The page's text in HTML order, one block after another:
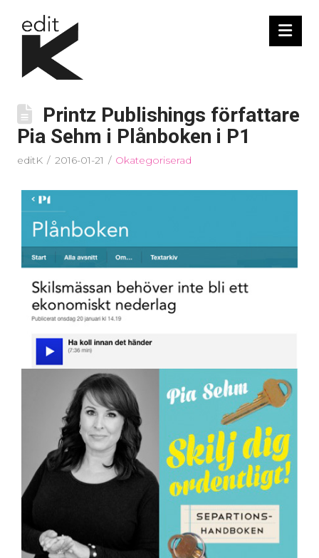
Printz Publishings författare
Pia Sehm i Plånboken i P1
editK 2016-01-21 Okategoriserad